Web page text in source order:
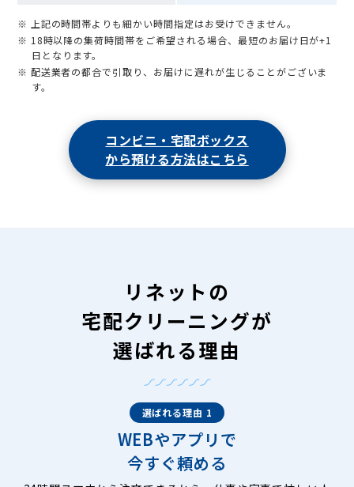
※ 上記の時間帯よりも細かい時間指定はお受けできません。
※ 18時以降の集荷時間帯をご希望される場合、最短のお届け日が+1
日となります。
※ 配送業者の都合で引取り、お届けに遅れが生じることがございま
す。
コンビニ・宅配ボックス
から預ける方法はこちら
リネットの
宅配クリーニングが
選ばれる理由
選ばれる理由 1
WEBやアプリで
今すぐ頼める